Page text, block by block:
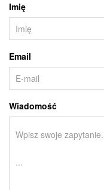
Imię
Email
Wiadomość